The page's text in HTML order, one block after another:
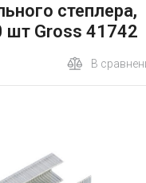
степлера,
шт Gross 41742
В